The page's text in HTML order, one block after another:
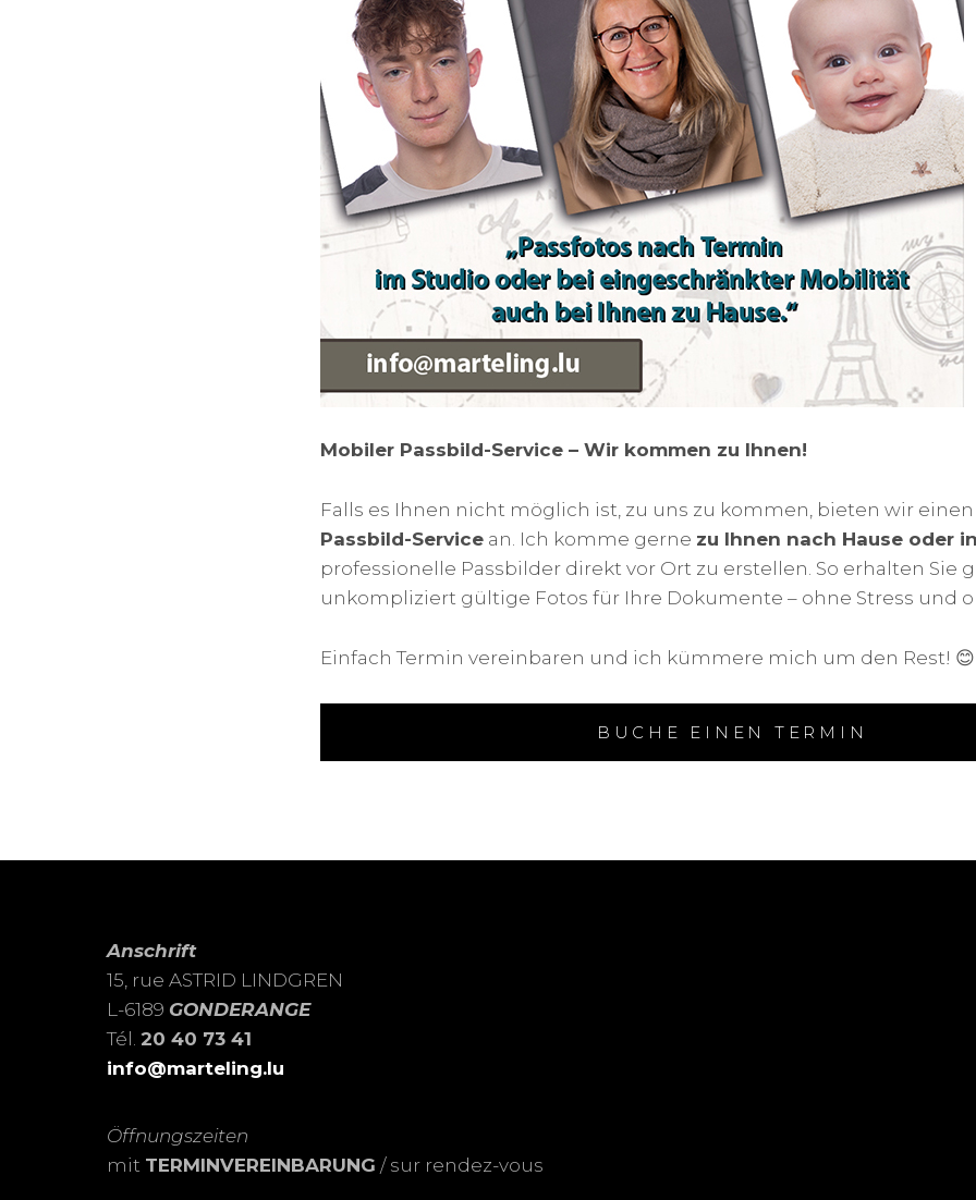
Mobiler Passbild-Service – Wir kommen zu Ihnen!
Falls es Ihnen nicht möglich ist, zu uns zu kommen, bieten wir
Passbild-Service an. Ich komme gerne zu Ihnen nach Hause oder
professionelle Passbilder direkt vor Ort zu erstellen. So erhalten Sie
unkompliziert gültige Fotos für Ihre Dokumente – ohne Stress und
Einfach Termin vereinbaren und ich kümmere mich um den Rest! 😊
BUCHE EINEN TERMIN
Anschrift
15, rue ASTRID LINDGREN
L-6189 GONDERANGE
Tél. 20 40 73 41
info@marteling.lu
Öffnungszeiten
mit TERMINVEREINBARUNG / sur rendez-vous